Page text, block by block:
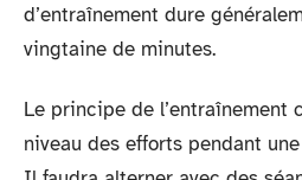
d’entraînement dure
vingtaine de minutes.
Le principe de l’entraînement
niveau des efforts pendant